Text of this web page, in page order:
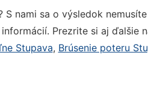
S nami sa o výsledok
Prezrite si aj ďalšie
Stupava, Brúsenie poteru